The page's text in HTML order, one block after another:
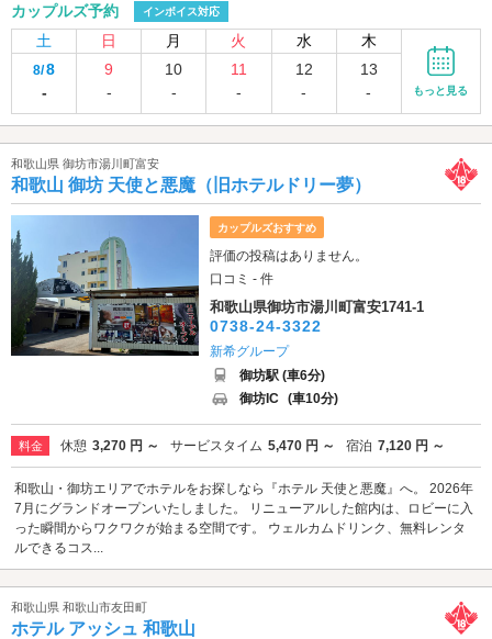
カップルズ予約 インボイス対応
土 日 月 火 水 木
8/8
-
9
-
10
-
11
-
12
-
13
-
もっと見る
和歌山県 御坊市湯川町富安
和歌山 御坊 天使と悪魔（旧ホテルドリー夢）
カップルズおすすめ
評価の投稿はありません。
口コミ - 件
和歌山県御坊市湯川町富安1741-1
0738-24-3322
新希グループ
御坊駅 (車6分)
御坊IC (車10分)
料金 休憩 3,270 円 ～ サービスタイム 5,470 円 ～ 宿泊 7,120 円 ～
和歌山・御坊エリアでホテルをお探しなら『ホテル 天使と悪魔』へ。 2026年
7月にグランドオープンいたしました。 リニューアルした館内は、ロビーに入
った瞬間からワクワクが始まる空間です。 ウェルカムドリンク、無料レンタ
ルできるコス...
和歌山県 和歌山市友田町
ホテル アッシュ 和歌山